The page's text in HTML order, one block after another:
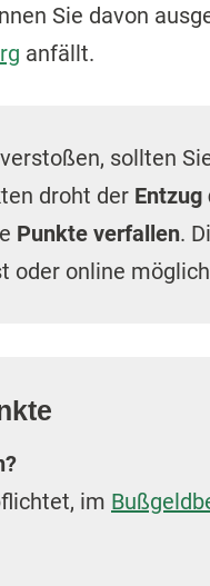
Sie davon
anfällt.
sollten
droht der Entzug
Punkte verfallen.
oder online
im